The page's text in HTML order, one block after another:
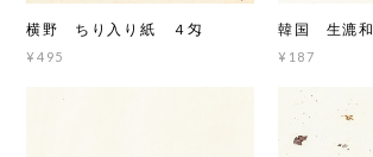
横野 ちり入り紙 ４匁
¥495
韓国 生漉
¥187